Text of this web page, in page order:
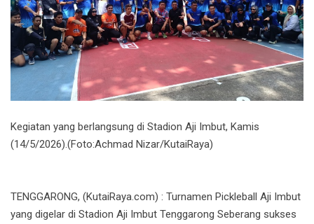
Kegiatan yang berlangsung di Stadion Aji Imbut, Kamis
(14/5/2026).(Foto:Achmad Nizar/KutaiRaya)
TENGGARONG, (KutaiRaya.com) : Turnamen Pickleball Aji Imbut
yang digelar di Stadion Aji Imbut Tenggarong Seberang sukses